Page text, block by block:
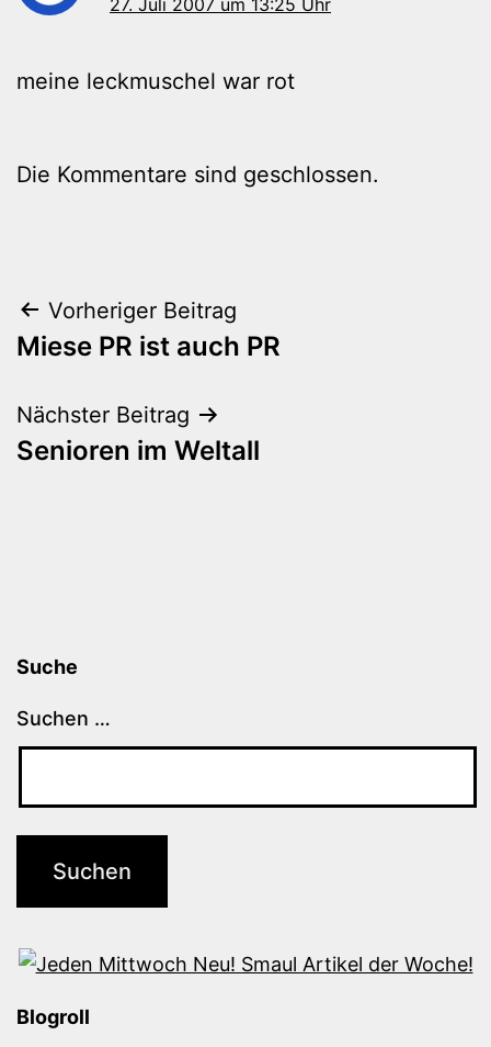
meine leckmuschel war rot
Die Kommentare sind geschlossen.
Beitragsnavigation
Vorheriger Beitrag
Miese PR ist auch PR
Nächster Beitrag
Senioren im Weltall
Suche
Suchen …
Blogroll